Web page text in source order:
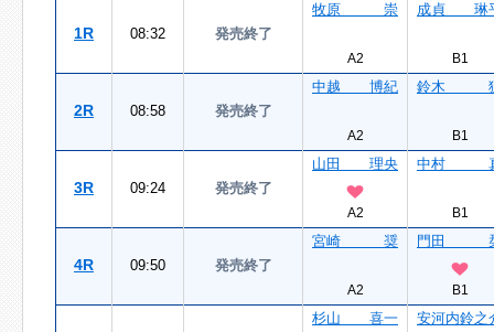
1R 08:32 発売終了
牧原 崇
A2
成貞 琳
B1
2R 08:58 発売終了
中越 博紀
A2
鈴木
B1
3R 09:24 発売終了
山田 理央
A2
中村
B1
4R 09:50 発売終了
宮崎 奨
A2
門田
B1
杉山 喜一 安河内鈴之